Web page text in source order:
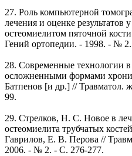
27. Роль компьютерной
лечения и оценке результатов
остеомиелитом пяточной
Гений ортопедии. - 1998. - №
28. Современные технологии
осложненными формами
Батпенов [и др.] // Травматол.
99.
29. Стрелков, Н. С. Новое в
остеомиелита трубчатых
Гаврилов, Е. В. Перова //
2006. - № 2. - С. 276-277.